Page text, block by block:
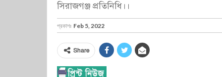
সিরাজগঞ্জ প্রতিনিধি।।
প্রকাশঃ Feb 5, 2022
Share